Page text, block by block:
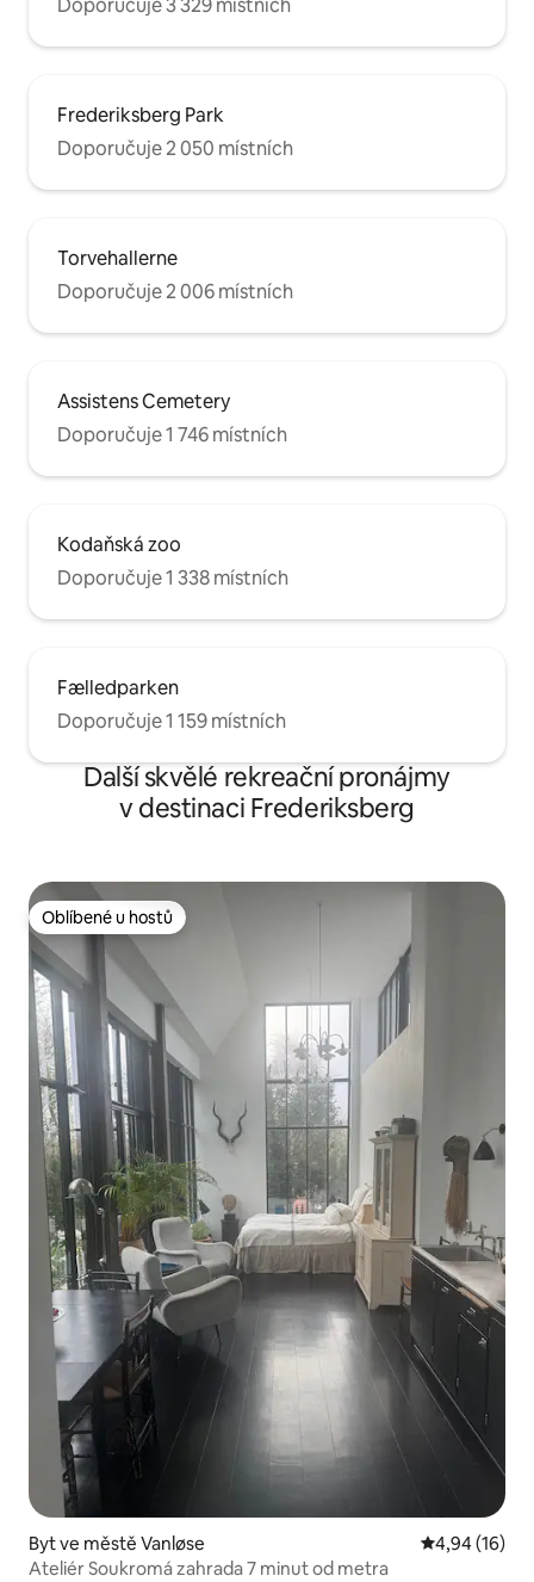
Doporučuje 3 329 místních
Frederiksberg Park
Doporučuje 2 050 místních
Torvehallerne
Doporučuje 2 006 místních
Assistens Cemetery
Doporučuje 1 746 místních
Kodaňská zoo
Doporučuje 1 338 místních
Fælledparken
Doporučuje 1 159 místních
Další skvělé rekreační pronájmy
v destinaci Frederiksberg
Oblíbené u hostů
Oblíbené u hostů
Byt ve městě Vanløse Průměrné
4,94 (16)
Ateliér Soukromá zahrada 7 minut od metra